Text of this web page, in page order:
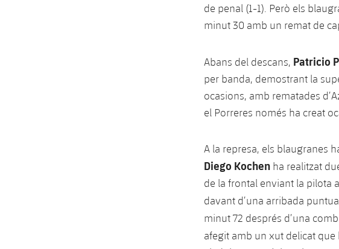
de penal (1-1). Però els
minut 30 amb un remat de
Abans del descans, Patricio
per banda, demostrant la
ocasions, amb rematades
el Porreres només ha creat
A la represa, els blaugranes
Diego Kochen ha realitzat
de la frontal enviant la pilota
davant d’una arribada
minut 72 després d’una
afegit amb un xut delicat